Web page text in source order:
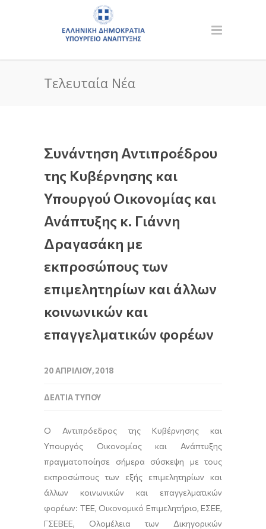
Τελευταία Νέα
Συνάντηση Αντιπροέδρου
της Κυβέρνησης και
Υπουργού Οικονομίας και
Ανάπτυξης κ. Γιάννη
Δραγασάκη με
εκπροσώπους των
επιμελητηρίων και άλλων
κοινωνικών και
επαγγελματικών φορέων
20 ΑΠΡΙΛΊΟΥ, 2018
ΔΕΛΤΊΑ ΤΎΠΟΥ
Ο Αντιπρόεδρος της Κυβέρνησης και
Υπουργός Οικονομίας και Ανάπτυξης
πραγματοποίησε σήμερα σύσκεψη με τους
εκπροσώπους των εξής επιμελητηρίων και
άλλων κοινωνικών και επαγγελματικών
φορέων: ΤΕΕ, Οικονομικό Επιμελητήριο, ΕΣΕΕ,
ΓΣΕΒΕΕ, Ολομέλεια των Δικηγορικών